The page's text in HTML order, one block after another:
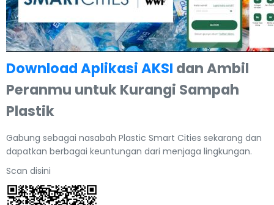
Download Aplikasi AKSI dan Ambil
Peranmu untuk Kurangi Sampah
Plastik
Gabung sebagai nasabah Plastic Smart Cities sekarang dan
dapatkan berbagai keuntungan dari menjaga lingkungan.
Scan disini